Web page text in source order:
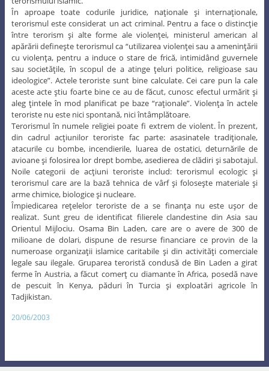
În aproape toate codurile juridice, naţionale şi internaţionale,
terorismul este considerat un act criminal. Pentru a face o distincţie
între terorism şi alte forme ale violenţei, ministerul american al
apărării defineşte terorismul ca “utilizarea violenţei sau a ameninţării
cu violenţa, pentru a induce o stare de frică, intimidând guvernele
sau societăţile, în scopul de a atinge ţeluri politice, religioase sau
ideologice”. Actele teroriste sunt bine calculate. Cei care pun la cale
aceste acte ştiu foarte bine ce au de făcut, cunosc efectul urmărit şi
aleg ţintele în mod planificat pe baze “raţionale”. Violenţa în actele
teroriste nu este nici spontană, nici întâmplătoare.
Terorismul în numele religiei poate fi extrem de violent. În prezent,
din cadrul acţiunilor teroriste fac parte: asasinatele tradiţionale,
atacurile cu bombe, incendierile, luarea de ostatici, deturnările de
avioane şi folosirea lor drept bombe, asedierea de clădiri şi sabotajul.
Noile categorii de acţiuni teroriste includ: terorismul ecologic şi
terorismul care are la bază tehnica de vârf şi foloseşte materiale şi
arme chimice, biologice şi nucleare.
Împiedicarea reţelelor teroriste de a se finanţa nu este uşor de
realizat. Sunt greu de identificat filierele clandestine din Asia sau
Orientul Mijlociu. Osama Bin Laden, care are o avere de 300 de
milioane de dolari, dispune de resurse financiare ce provin de la
numeroase organizaţii islamice caritabile şi din activităţi comerciale
legale sau ilegale. Gruparea teroristă condusă de Bin Laden a girat
ferme în Austria, a făcut comerţ cu diamante în Africa, posedă nave
de pescuit în Kenya, păduri în Turcia şi exploatări agricole în
Tadjikistan.
20/06/2003